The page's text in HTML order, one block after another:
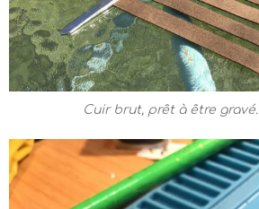
Cuir brut, prêt à être gravé.